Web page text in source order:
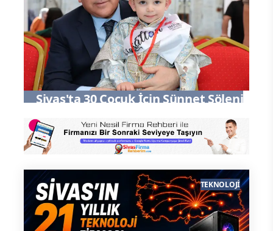
kez daha ifade etmek için bir araya
gelmiş bulunuyoruz"
Sivas'ta 30 Çocuk İçin Sünnet Şöleni
TEKNOLOJI